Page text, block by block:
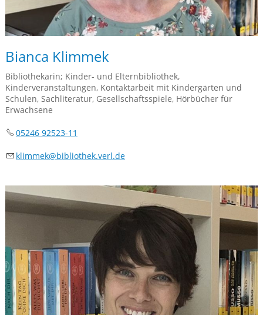
Bianca Klimmek
Bibliothekarin; Kinder- und Elternbibliothek,
Kinderveranstaltungen, Kontaktarbeit mit Kindergärten und
Schulen, Sachliteratur, Gesellschaftsspiele, Hörbücher für
Erwachsene
05246 92523-11
kl mm k b bl th k v rl d